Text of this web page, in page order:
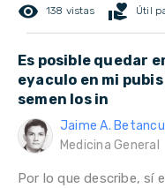
remove_red_eye 138 vistas volunteer_activism Útil
Es posible quedar
eyaculo en mi
semen los in
Jaime A.
Medicina General
Por lo que describe, sí